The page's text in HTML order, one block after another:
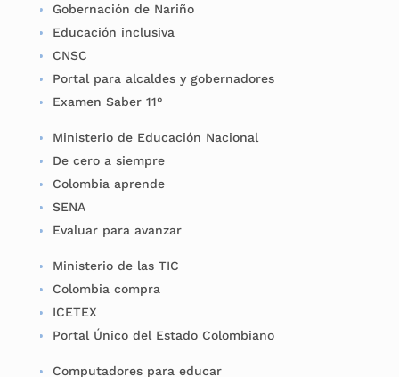
Gobernación de Nariño
Educación inclusiva
CNSC
Portal para alcaldes y gobernadores
Examen Saber 11°
Ministerio de Educación Nacional
De cero a siempre
Colombia aprende
SENA
Evaluar para avanzar
Ministerio de las TIC
Colombia compra
ICETEX
Portal Único del Estado Colombiano
Computadores para educar